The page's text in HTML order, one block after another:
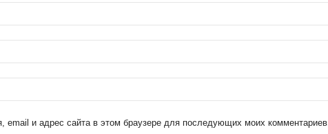
email и адрес сайта в этом браузере для последующих моих комментариев.